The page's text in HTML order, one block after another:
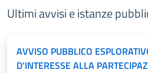
Ultimi avvisi e istanze
AVVISO PUBBLICO
D’INTERESSE ALLA